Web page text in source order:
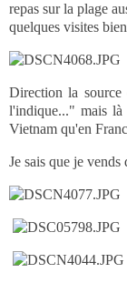
repas sur la plage
quelques visites
Direction la
l'indique..." mais là
Vietnam qu'en
Je sais que je